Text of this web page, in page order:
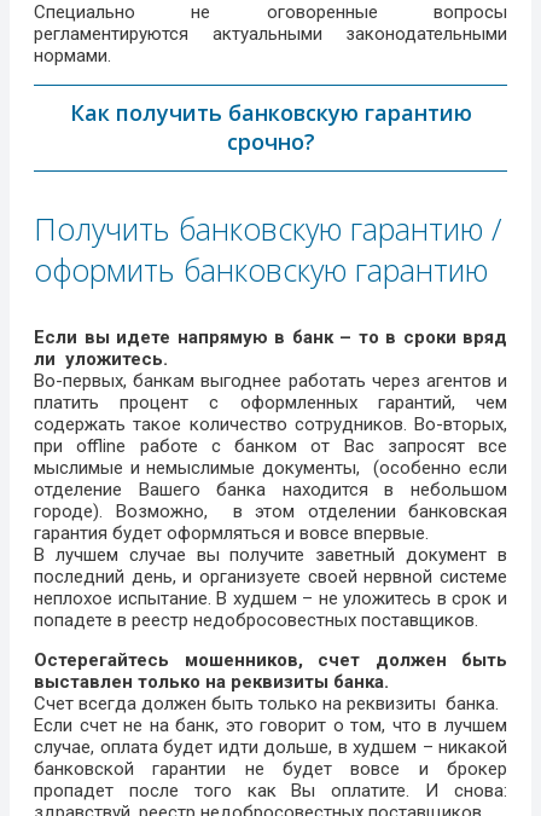
Специально не оговоренные вопросы
регламентируются актуальными законодательными
нормами.
Как получить банковскую гарантию
срочно?
Получить банковскую гарантию /
оформить банковскую гарантию
Если вы идете напрямую в банк – то в сроки вряд
ли уложитесь.
Во-первых, банкам выгоднее работать через агентов и
платить процент с оформленных гарантий, чем
содержать такое количество сотрудников. Во-вторых,
при offline работе с банком от Вас запросят все
мыслимые и немыслимые документы, (особенно если
отделение Вашего банка находится в небольшом
городе). Возможно, в этом отделении банковская
гарантия будет оформляться и вовсе впервые.
В лучшем случае вы получите заветный документ в
последний день, и организуете своей нервной системе
неплохое испытание. В худшем – не уложитесь в срок и
попадете в реестр недобросовестных поставщиков.
Остерегайтесь мошенников, счет должен быть
выставлен только на реквизиты банка.
Счет всегда должен быть только на реквизиты банка.
Если счет не на банк, это говорит о том, что в лучшем
случае, оплата будет идти дольше, в худшем – никакой
банковской гарантии не будет вовсе и брокер
пропадет после того как Вы оплатите. И снова: